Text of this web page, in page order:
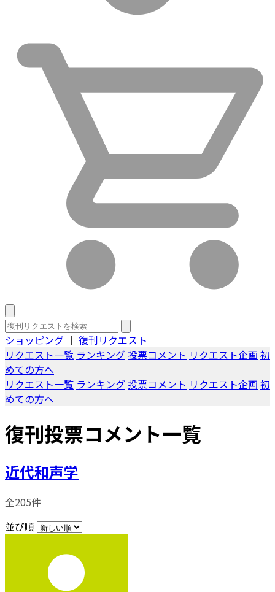
ショッピング ｜ 復刊リクエスト
リクエスト一覧 ランキング投票コメント リクエスト企画 初
めての方へ
リクエスト一覧 ランキング投票コメント リクエスト企画 初
めての方へ
復刊投票コメント一覧
近代和声学
全205件
並び順